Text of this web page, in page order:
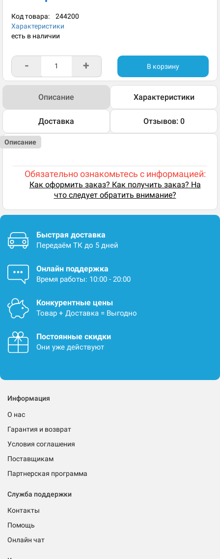
Код товара: 244200
Характеристики
есть в наличии
- + В корзину
Описание Характеристики
Доставка Отзывов: 0
Описание
Обязательно ознакомьтесь с информацией:
Как оформить заказ? Как получить заказ? На
что следует обратить внимание?
Быстрая доставка
Передаём ТК до 5 дней
Онлайн поддержка
Время работы: 10:00 - 20:00
Конкурентные цены
Товар + Доставка = Выгодно
Постоянные скидки
Они уже действуют
Информация
О нас
Гарантия и возврат
Условия соглашения
Поставщикам
Партнерская программа
Служба поддержки
Контакты
Помощь
Онлайн чат